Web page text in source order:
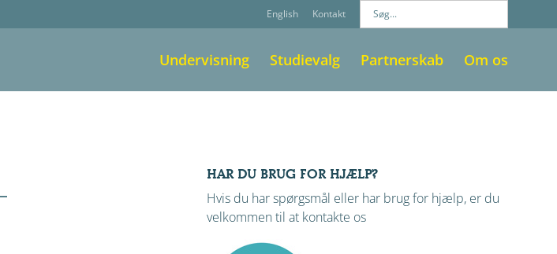
English Kontakt
Undervisning Studievalg Partnerskab Om os
HAR DU BRUG FOR HJÆLP?
Hvis du har spørgsmål eller har brug for hjælp, er du
velkommen til at kontakte os